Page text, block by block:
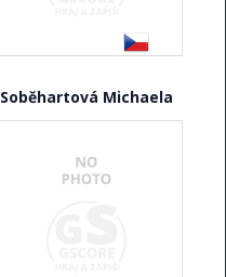
Soběhartová Michaela